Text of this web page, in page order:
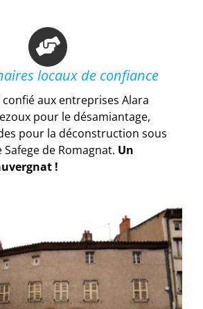
locaux de confiance
aux entreprises Alara
pour le désamiantage,
pour la déconstruction sous
de Romagnat. Un
!